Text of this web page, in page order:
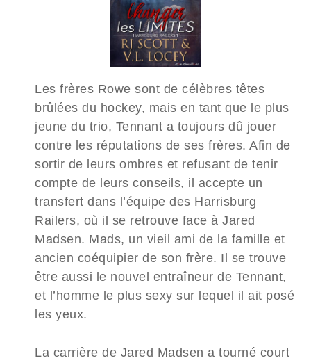
Les frères Rowe sont de célèbres têtes
brûlées du hockey, mais en tant que le plus
jeune du trio, Tennant a toujours dû jouer
contre les réputations de ses frères. Afin de
sortir de leurs ombres et refusant de tenir
compte de leurs conseils, il accepte un
transfert dans l’équipe des Harrisburg
Railers, où il se retrouve face à Jared
Madsen. Mads, un vieil ami de la famille et
ancien coéquipier de son frère. Il se trouve
être aussi le nouvel entraîneur de Tennant,
et l’homme le plus sexy sur lequel il ait posé
les yeux.
La carrière de Jared Madsen a tourné court